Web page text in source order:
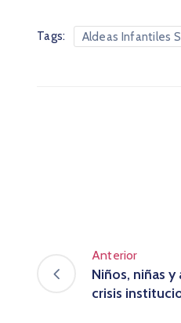
Tags: Aldeas Infantiles
Anterior
Niños, niñas
crisis